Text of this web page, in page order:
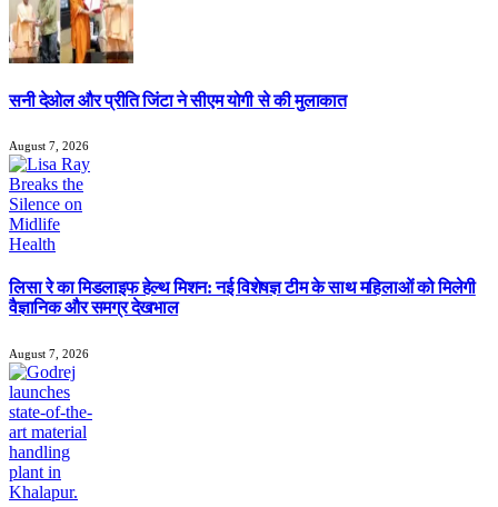
सनी देओल और प्रीति जिंटा ने सीएम योगी से की मुलाकात
August 7, 2026
लिसा रे का मिडलाइफ हेल्थ मिशन: नई विशेषज्ञ टीम के साथ महिलाओं को मिलेगी
वैज्ञानिक और समग्र देखभाल
August 7, 2026